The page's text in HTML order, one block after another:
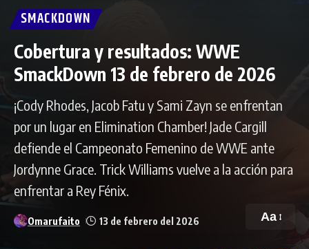
SMACKDOWN
Cobertura y resultados: WWE
SmackDown 13 de febrero de 2026
¡Cody Rhodes, Jacob Fatu y Sami Zayn se enfrentan
por un lugar en Elimination Chamber! Jade Cargill
defiende el Campeonato Femenino de WWE ante
Jordynne Grace. Trick Williams vuelve a la acción para
enfrentar a Rey Fénix.
Omarufaito 13 de febrero del 2026 Aa